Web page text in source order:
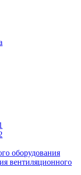
оборудования
вентиляционного